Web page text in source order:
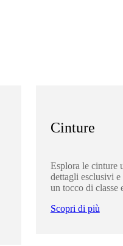
Cinture
Esplora le cinture
dettagli esclusivi
un tocco di classe
Scopri di più